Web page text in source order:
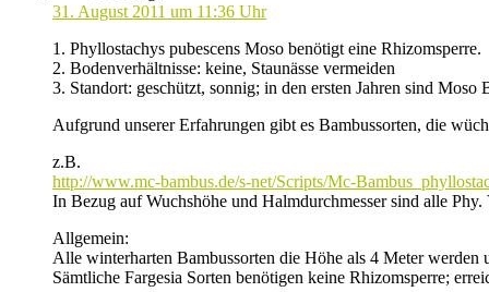
31. August 2011 um 11:36 Uhr
1. Phyllostachys pubescens Moso benötigt eine Rhizomsperre.
2. Bodenverhältnisse: keine, Staunässe vermeiden
3. Standort: geschützt, sonnig; in den ersten Jahren sind
Aufgrund unserer Erfahrungen gibt es Bambussorten, die
z.B.
http://www.mc-bambus.de/s-net/Scripts/Mc-
In Bezug auf Wuchshöhe und Halmdurchmesser sind alle Phy.
Allgemein:
Alle winterharten Bambussorten die Höhe als 4 Meter werden
Sämtliche Fargesia Sorten benötigen keine Rhizomsperre;